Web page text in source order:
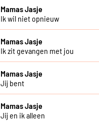
Mamas Jasje
Ik wil niet opnieuw
Mamas Jasje
Ik zit gevangen met jou
Mamas Jasje
Jij bent
Mamas Jasje
Jij en ik alleen